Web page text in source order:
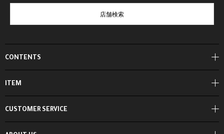
CONTENTS
ITEM
店舗検索
CUSTOMER SERVICE